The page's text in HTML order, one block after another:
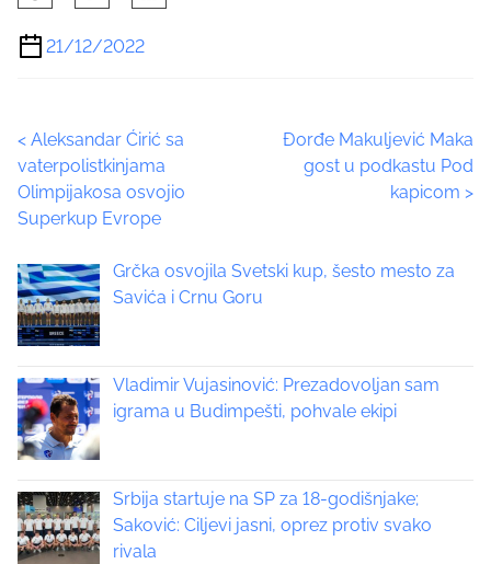
h
a
r
h
i
s
p
s
t
o
:
21/12/2022
P
o
s
t
s
a
v
i
g
< Aleksandar Ćirić sa
vaterpolistkinjama
Olimpijakosa osvojio
Superkup Evrope
Đorđe Makuljević Maka
gost u podkastu Pod
kapicom >
Grčka osvojila Svetski kup, šesto mesto za
Savića i Crnu Goru
Vladimir Vujasinović: Prezadovoljan sam
igrama u Budimpešti, pohvale ekipi
Srbija startuje na SP za 18-godišnjake;
Saković: Ciljevi jasni, oprez protiv svako
rivala